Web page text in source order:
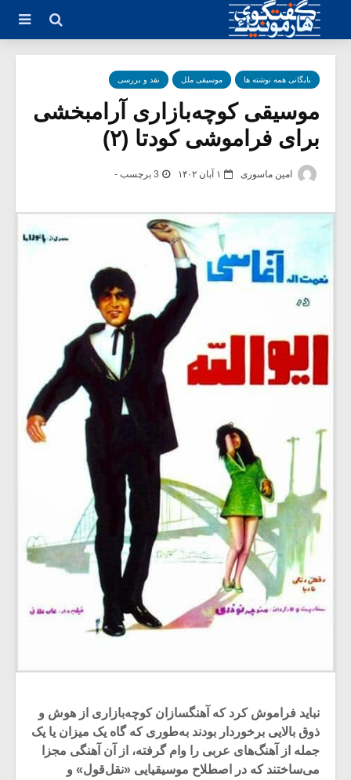
بایگانی همه نوشته ها موسیقی ملل نقد و بررسی
موسیقی کوچه‌بازاری آرامبخشی
برای فراموشی کودتا (۲)
امین ماسوری ۱ آبان ۱۴۰۲ 3 برچسب -
نباید فراموش کرد که آهنگسازان کوچه‌بازاری از هوش و
ذوق بالایی برخوردار بودند به‌طوری که گاه یک میزان یا یک
جمله از آهنگ‌های عربی را وام گرفته، از آن آهنگی مجزا
می‌ساختند که در اصطلاح موسیقیایی «نقل‌قول» و